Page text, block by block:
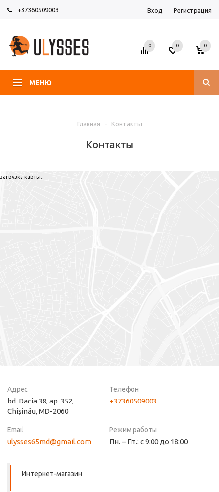
+37360509003 Вход Регистрация
МЕНЮ
0 0 0
Главная - Контакты
Контакты
загрузка карты...
Адрес
bd. Dacia 38, ap. 352,
Chișinău, MD-2060
Телефон
+37360509003
Email
ulysses65md@gmail.com
Режим работы
Пн. – Пт.: с 9:00 до 18:00
Интернет-магазин